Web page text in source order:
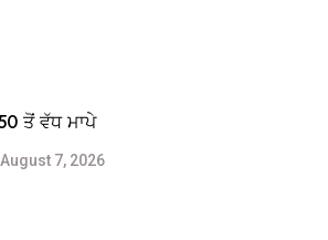
ਤੋਂ ਵੱਧ ਮਾਪੇ
August 7, 2026